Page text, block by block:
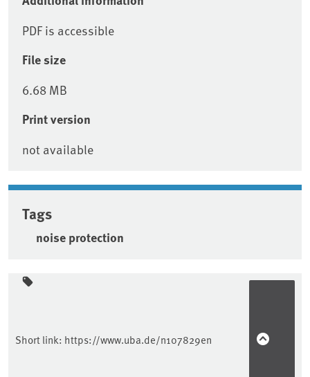
PDF is accessible
File size
6.68 MB
Print version
not available
Tags
noise protection
Sidebar
Short link: https://www.uba.de/n107829en